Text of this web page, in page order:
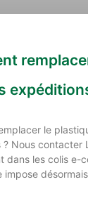
le
Nous contacter
dans les colis e-
impose